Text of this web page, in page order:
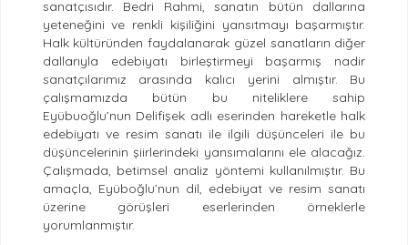
sanatçısıdır. Bedri Rahmi, sanatın bütün dallarına
yeteneğini ve renkli kişiliğini yansıtmayı başarmıştır.
Halk kültüründen faydalanarak güzel sanatların diğer
dallarıyla edebiyatı birleştirmeyi başarmış nadir
sanatçılarımız arasında kalıcı yerini almıştır. Bu
çalışmamızda bütün bu niteliklere sahip
Eyübuoğlu’nun Delifişek adlı eserinden hareketle halk
edebiyatı ve resim sanatı ile ilgili düşünceleri ile bu
düşüncelerinin şiirlerindeki yansımalarını ele alacağız.
Çalışmada, betimsel analiz yöntemi kullanılmıştır. Bu
amaçla, Eyüboğlu’nun dil, edebiyat ve resim sanatı
üzerine görüşleri eserlerinden örneklerle
yorumlanmıştır.